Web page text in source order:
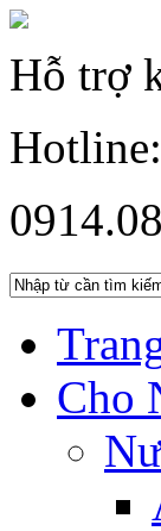
Hỗ trợ
Hotline:
Cho